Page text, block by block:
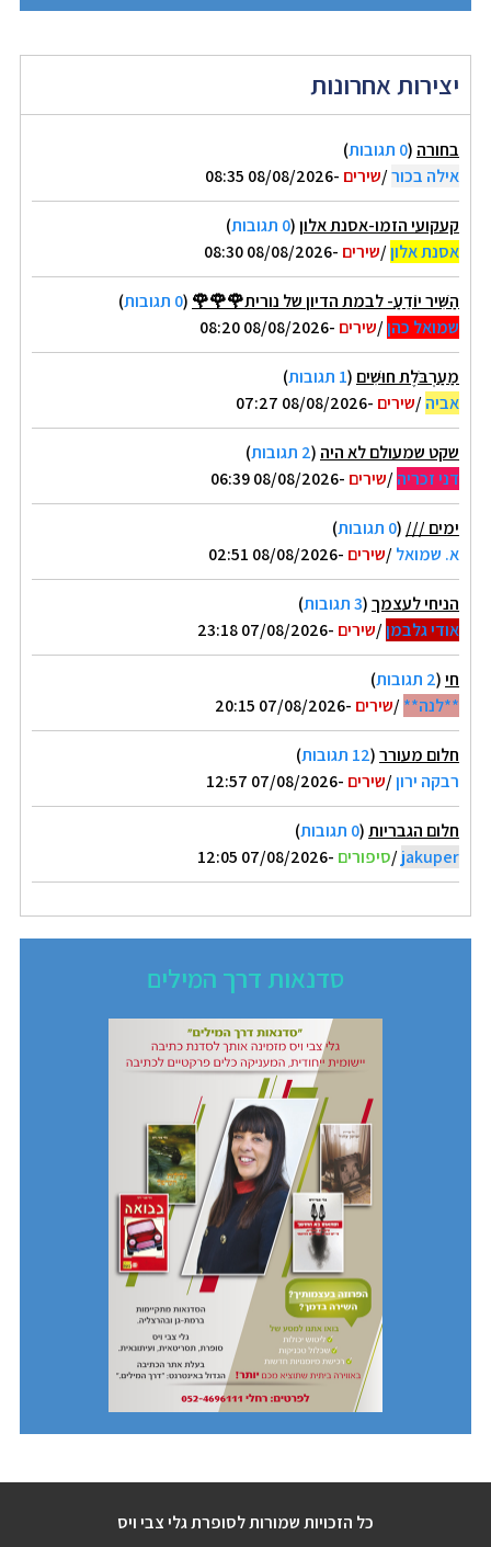
יצירות אחרונות
בחורה (0 תגובות
)
אילה בכור/שירים -08/08/2026 08:35
קעקועי הזמו-אסנת אלון(0 תגובות
)
אסנת אלון/שירים -08/08/2026 08:30
הַשִּׁיר יוֹדֵעַ- לבמת הדיון של נורית🌹🌹🌹 (0 תגובות
)
שמואל כהן/שירים -08/08/2026 08:20
מַעַרְבֹּלֶת חוּשִׁים (1 תגובות
)
אביה/שירים -08/08/2026 07:27
שקט שמעולם לא היה (2 תגובות
)
דני זכריה/שירים -08/08/2026 06:39
ימים /// (0 תגובות
)
א. שמואל/שירים -08/08/2026 02:51
הניחי לעצמך(3 תגובות
)
אודי גלבמן/שירים -07/08/2026 23:18
חי(2 תגובות
)
**לנה**/שירים -07/08/2026 20:15
חלום מעורר(12 תגובות
)
רבקה ירון/שירים -07/08/2026 12:57
חלום הגבריות(0 תגובות
)
jakuper
/סיפורים -07/08/2026 12:05
סדנאות דרך המילים
כל הזכויות שמורות לסופרת גלי צבי ויס